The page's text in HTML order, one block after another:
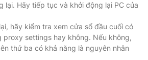
lại. Hãy tiếp tục và khởi động lại PC của
hãy kiểm tra xem cửa sổ đầu cuối có
proxy settings hay không. Nếu không,
thứ ba có khả năng là nguyên nhân